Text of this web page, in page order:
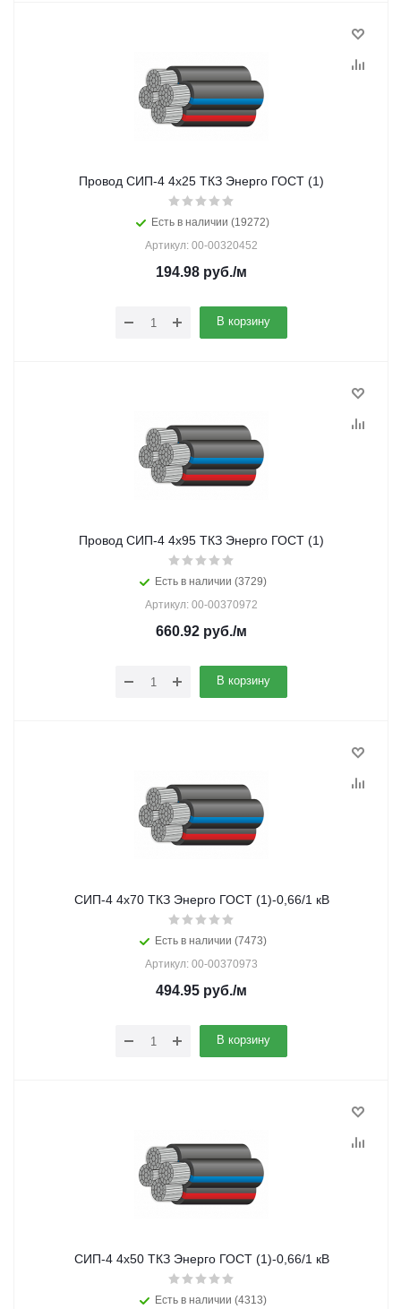
Провод СИП-4 4х25 ТКЗ Энерго ГОСТ (1)
Есть в наличии (19272)
Артикул: 00-00320452
194.98 руб./м
В корзину
Провод СИП-4 4х95 ТКЗ Энерго ГОСТ (1)
Есть в наличии (3729)
Артикул: 00-00370972
660.92 руб./м
В корзину
СИП-4 4х70 ТКЗ Энерго ГОСТ (1)-0,66/1 кВ
Есть в наличии (7473)
Артикул: 00-00370973
494.95 руб./м
В корзину
СИП-4 4х50 ТКЗ Энерго ГОСТ (1)-0,66/1 кВ
Есть в наличии (4313)